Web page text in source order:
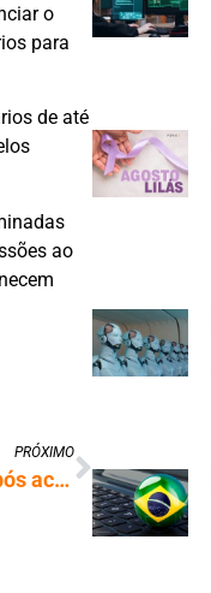
o
para
de até
ao
PRÓXIMO
ChatGPT enfrenta debandada de usuários após acordo militar